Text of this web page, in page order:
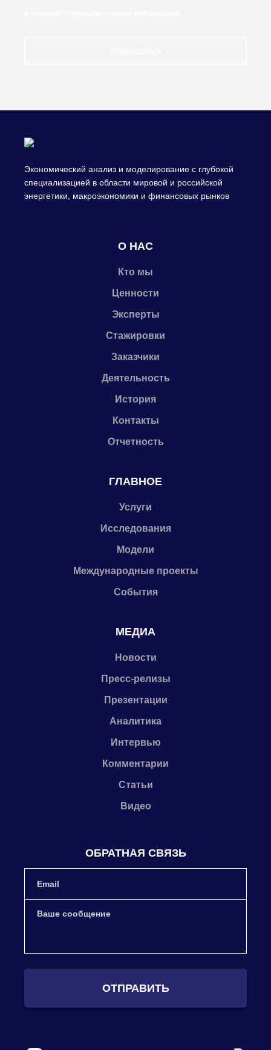
Экономический анализ и моделирование с глубокой
специализацией в области мировой и российской
энергетики, макроэкономики и финансовых рынков
О НАС
Кто мы
Ценности
Эксперты
Стажировки
Заказчики
Деятельность
История
Контакты
Отчетность
ГЛАВНОЕ
Услуги
Исследования
Модели
Международные проекты
События
МЕДИА
Новости
Пресс-релизы
Презентации
Аналитика
Интервью
Комментарии
Статьи
Видео
ОБРАТНАЯ СВЯЗЬ
ОТПРАВИТЬ